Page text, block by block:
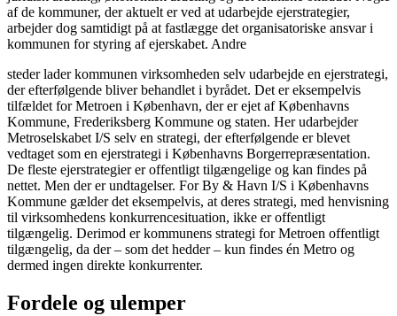
af de kommuner, der aktuelt er ved at udarbejde ejerstrategier,
arbejder dog samtidigt på at fastlægge det organisatoriske ansvar i
kommunen for styring af ejerskabet. Andre
steder lader kommunen virksomheden selv udarbejde en ejerstrategi,
der efterfølgende bliver behandlet i byrådet. Det er eksempelvis
tilfældet for Metroen i København, der er ejet af Københavns
Kommune, Frederiksberg Kommune og staten. Her udarbejder
Metroselskabet I/S selv en strategi, der efterfølgende er blevet
vedtaget som en ejerstrategi i Københavns Borgerrepræsentation.
De fleste ejerstrategier er offentligt tilgængelige og kan findes på
nettet. Men der er undtagelser. For By & Havn I/S i Københavns
Kommune gælder det eksempelvis, at deres strategi, med henvisning
til virksomhedens konkurrencesituation, ikke er offentligt
tilgængelig. Derimod er kommunens strategi for Metroen offentligt
tilgængelig, da der – som det hedder – kun findes én Metro og
dermed ingen direkte konkurrenter.
Fordele og ulemper